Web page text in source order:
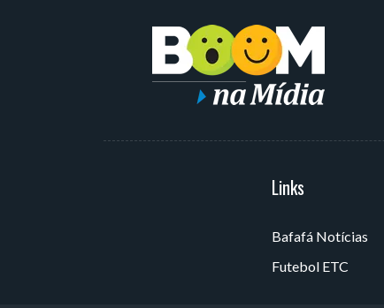
Links
Bafafá Notícias
Futebol ETC
Serviços
Av. Rui Barbosa, 405 -